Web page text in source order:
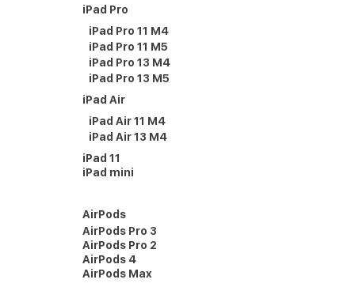
iPad Pro
iPad Pro 11 M4
iPad Pro 11 M5
iPad Pro 13 M4
iPad Pro 13 M5
iPad Air
iPad Air 11 M4
iPad Air 13 M4
iPad 11
iPad mini
AirPods
AirPods Pro 3
AirPods Pro 2
AirPods 4
AirPods Max